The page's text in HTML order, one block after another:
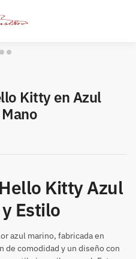
Kitty en Azul
Kitty Azul
Estilo
azul marino, fabricada en
de comodidad y un diseño con